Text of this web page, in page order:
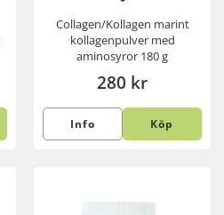
Collagen/Kollagen marint
kollagenpulver med
aminosyror 180 g
280 kr
Info Köp